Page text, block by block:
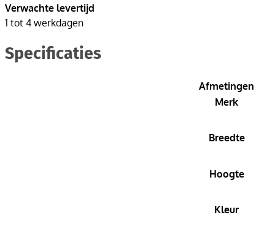
Verwachte levertijd
1 tot 4 werkdagen
Specificaties
Afmetingen
Merk
Breedte
Hoogte
Kleur